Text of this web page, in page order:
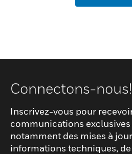
Connectons-nous!
Inscrivez-vous pour
communications exclusives
notamment des mises à
informations techniques,